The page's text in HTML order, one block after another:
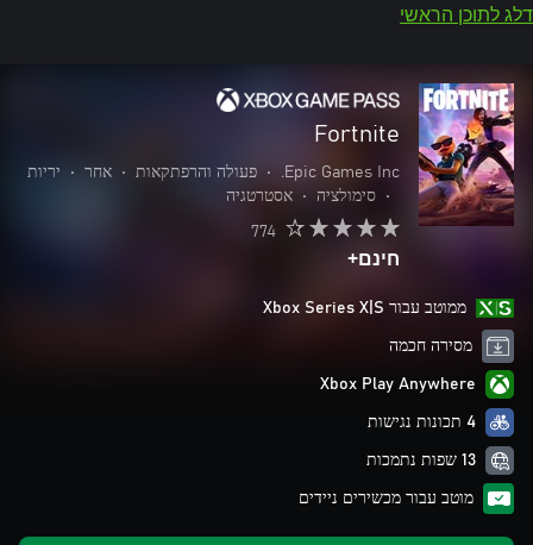
דלג לתוכן הראשי
Fortnite
Epic Games Inc.
• פעולה והרפתקאות • אחר •
יריות
•
סימולציה • אסטרטגיה
774
חינם+
ממוטב עבור Xbox Series X|S
מסירה חכמה
Xbox Play Anywhere
4 תכונות נגישות
13 שפות נתמכות
מוטב עבור מכשירים ניידים